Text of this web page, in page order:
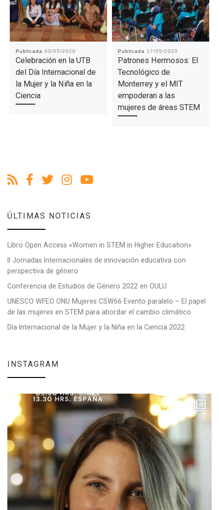
Publicada 03/05/2020
Celebración en la UTB
del Día Internacional de
la Mujer y la Niña en la
Ciencia
Publicada 17/05/2020
Patrones Hermosos: El
Tecnológico de
Monterrey y el MIT
empoderan a las
mujeres de áreas STEM
ÚLTIMAS NOTICIAS
Libro Open Access «Women in STEM in Higher Education»
II Jornadas Internacionales de innovación educativa con
perspectiva de género
Conferencia de Estudios de Género 2022 en OULU
UNESCO WFEO ONU Mujeres CSW66 Evento paralelo – El papel
de las mujeres en STEM para abordar el cambio climático
Día Internacional de la Mujer y la Niña en la Ciencia 2022
INSTAGRAM